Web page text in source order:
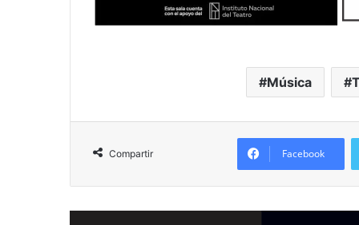
Música
Compartir Facebook